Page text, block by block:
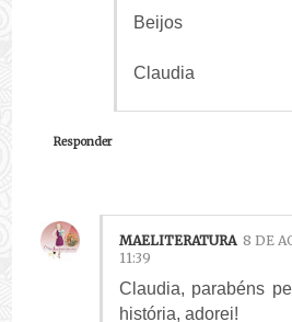
Beijos
Claudia
Responder
MAELITERATURA 8 DE
11:39
Claudia, parabéns
história, adorei!